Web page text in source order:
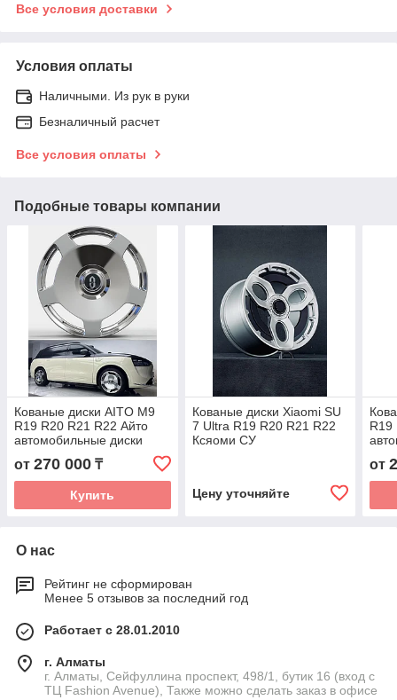
Все условия доставки
Условия оплаты
Наличными. Из рук в руки
Безналичный расчет
Все условия оплаты
Подобные товары компании
Кованые диски AITO M9
R19 R20 R21 R22 Айто
автомобильные диски
от 270 000 ₸
Купить
Кованые диски Xiaomi SU
7 Ultra R19 R20 R21 R22
Ксяоми СУ
Цену уточняйте
R19
от
О нас
Рейтинг не сформирован
Менее 5 отзывов за последний год
Работает с 28.01.2010
г. Алматы
г. Алматы, Сейфуллина проспект, 498/1, бутик 16 (вход с
ТЦ Fashion Avenue), Также можно сделать заказ в офисе